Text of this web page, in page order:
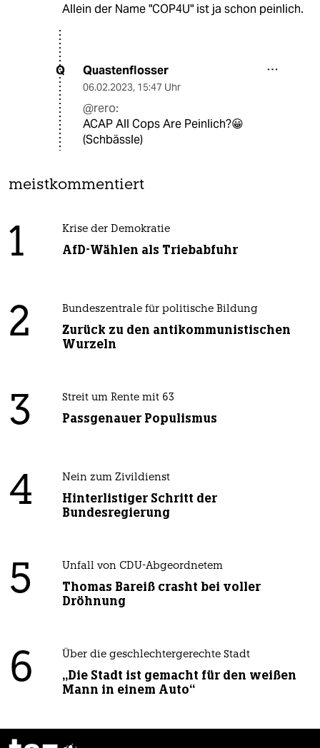
Allein der Name "COP4U" ist ja schon peinlich.
Q Quastenflosser
06.02.2023, 15:47 Uhr
@rero:
ACAP All Cops Are Peinlich?😀
(Schbässle)
meistkommentiert
1 Krise der Demokratie
AfD-Wählen als Triebabfuhr
2 Bundeszentrale für politische Bildung
Zurück zu den antikommunistischen
Wurzeln
3 Streit um Rente mit 63
Passgenauer Populismus
4 Nein zum Zivildienst
Hinterlistiger Schritt der
Bundesregierung
5 Unfall von CDU-Abgeordnetem
Thomas Bareiß crasht bei voller
Dröhnung
6 Über die geschlechtergerechte Stadt
„Die Stadt ist gemacht für den weißen
Mann in einem Auto“